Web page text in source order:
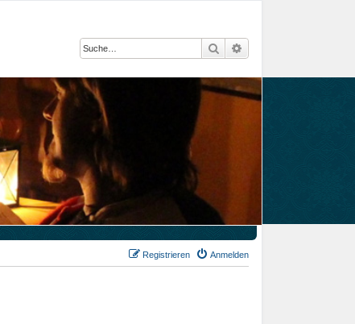
Suche
Anmelden
Registrieren